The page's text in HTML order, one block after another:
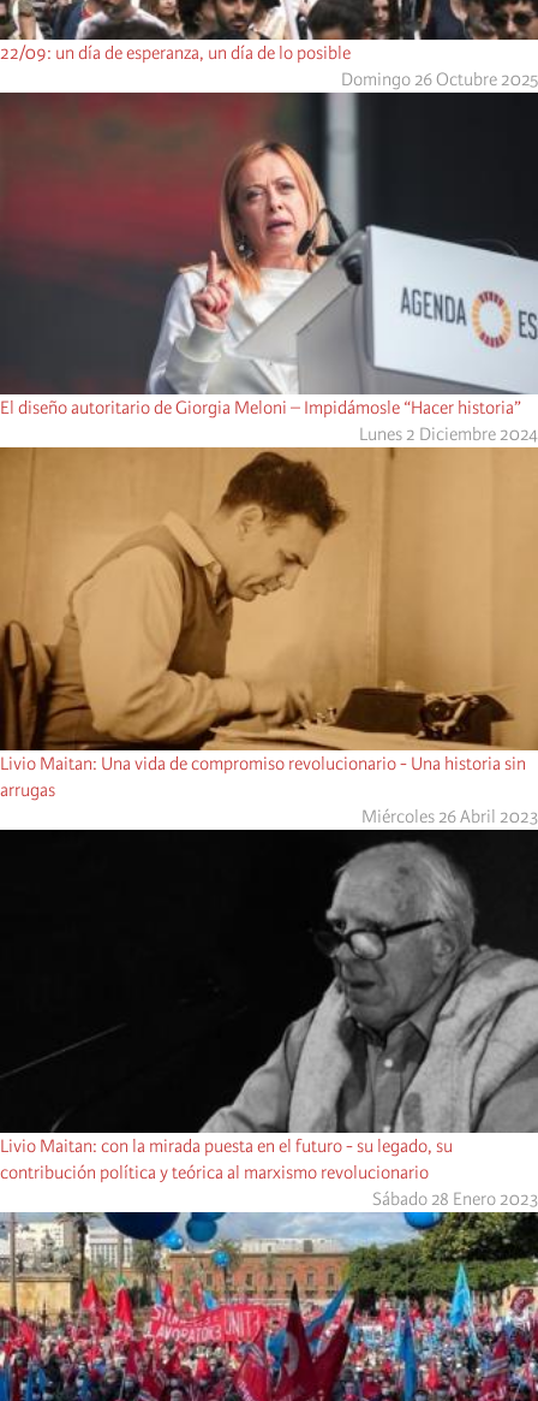
22/09: un día de esperanza, un día de lo posible
Domingo 26 Octubre 2025
El diseño autoritario de Giorgia Meloni – Impidámosle “Hacer historia”
Lunes 2 Diciembre 2024
Livio Maitan: Una vida de compromiso revolucionario - Una historia sin
arrugas
Miércoles 26 Abril 2023
Livio Maitan: con la mirada puesta en el futuro - su legado, su
contribución política y teórica al marxismo revolucionario
Sábado 28 Enero 2023